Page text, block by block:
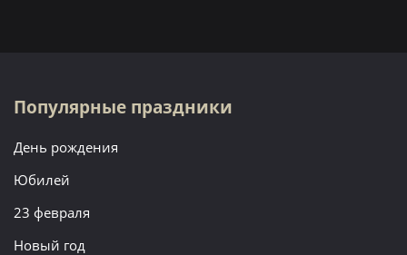
Популярные праздники
День рождения
Юбилей
23 февраля
Новый год